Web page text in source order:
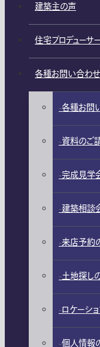
建築主の声
住宅プロデューサ
各種お問い合わせ
各種お問
資料のご
完成見学
建築相談
来店予約
土地探し
ロケーシ
個人情報